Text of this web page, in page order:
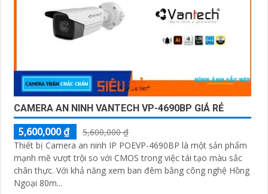
CAMERA AN NINH VANTECH VP-4690BP GIÁ RẺ
5,600,000 ₫
5,600,000 ₫
Thiết bị Camera an ninh IP POEVP-4690BP là một sản phẩm
mạnh mẽ vượt trội so với CMOS trong việc tái tạo màu sắc
chân thực. Với khả năng xem ban đêm bằng công nghệ Hồng
Ngoại 80m...